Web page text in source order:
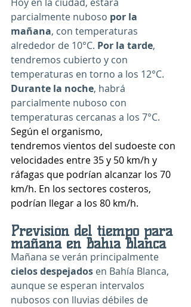
parcialmente nuboso por la
mañana, con temperaturas
alrededor de 10°C. Por la tarde,
tendremos cubierto y con
temperaturas en torno a los 12°C.
Durante la noche, habrá
parcialmente nuboso con
temperaturas cercanas a los 7°C.
Según el organismo,
tendremos vientos del sudoeste con
velocidades entre 35 y 50 km/h y
ráfagas que podrían alcanzar los 70
km/h. En los sectores costeros,
podrían llegar a los 80 km/h.
Previsión del tiempo para
mañana en Bahía Blanca
Mañana se verán principalmente
cielos despejados en Bahía Blanca,
aunque se esperan intervalos
nubosos con lluvias débiles de